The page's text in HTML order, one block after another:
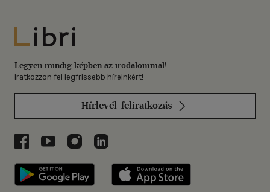
Libri
Legyen mindig képben az irodalommal!
Iratkozzon fel legfrissebb híreinkért!
Hírlevél-feliratkozás
Libri a Facebookon
Libri a Youtube-on
Libri az Instagramon
Libri a LinkedInen
Libri applikáció Szerezd meg: Google